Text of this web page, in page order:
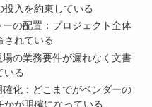
入を約束している
の配置：プロジェクト全体
されている
の業務要件が漏れなく文書
いる
化：どこまでがベンダーの
が明確になっている